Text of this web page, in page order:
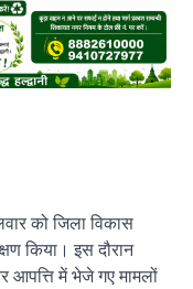
को जिला विकास
किया। इस दौरान
आपत्ति में भेजे गए मामलों